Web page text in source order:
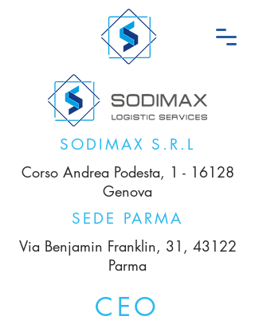
SODIMAX S.R.L
Corso Andrea Podesta, 1 - 16128
Genova
SEDE PARMA
Via Benjamin Franklin, 31, 43122
Parma
CEO